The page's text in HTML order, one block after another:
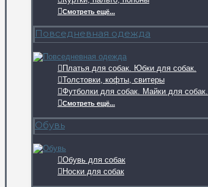
Смотреть ещё...
Повседневная одежда
Платья для собак. Юбки для собак.
Толстовки, кофты, свитеры
Футболки для собак. Майки для собак.
Смотреть ещё...
Обувь
Обувь для собак
Носки для собак